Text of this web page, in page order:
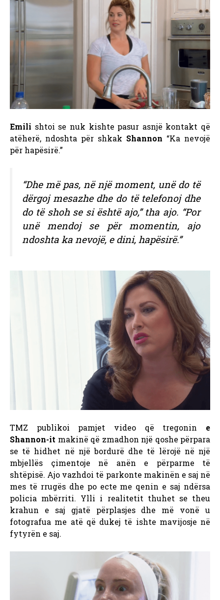
Emili shtoi se nuk kishte pasur asnjë kontakt që
atëherë, ndoshta për shkak Shannon “Ka nevojë
për hapësirë.”
“Dhe më pas, në një moment, unë do të
dërgoj mesazhe dhe do të telefonoj dhe
do të shoh se si është ajo,” tha ajo. “Por
unë mendoj se për momentin, ajo
ndoshta ka nevojë, e dini, hapësirë.”
TMZ publikoi pamjet video që tregonin e
Shannon-it makinë që zmadhon një qoshe përpara
se të hidhet në një bordurë dhe të lërojë në një
mbjellës çimentoje në anën e përparme të
shtëpisë. Ajo vazhdoi të parkonte makinën e saj në
mes të rrugës dhe po ecte me qenin e saj ndërsa
policia mbërriti. Ylli i realitetit thuhet se theu
krahun e saj gjatë përplasjes dhe më vonë u
fotografua me atë që dukej të ishte mavijosje në
fytyrën e saj.